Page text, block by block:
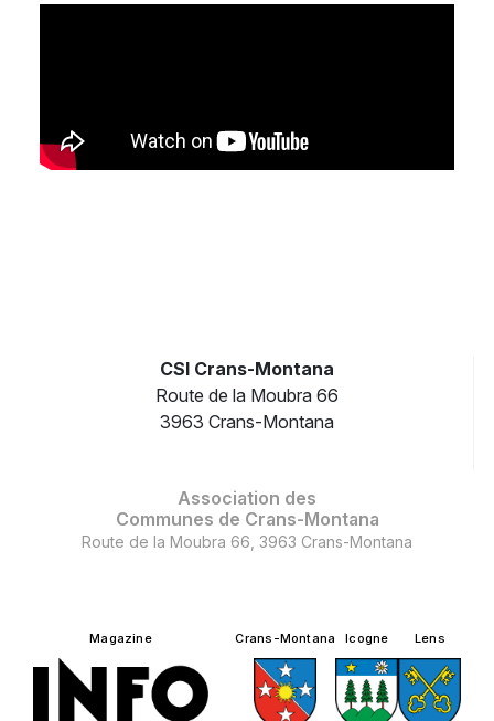
CSI Crans-Montana
Route de la Moubra 66
3963 Crans-Montana
Association des
Communes de Crans-Montana
Route de la Moubra 66, 3963 Crans-Montana
Magazine Crans-Montana Icogne Lens